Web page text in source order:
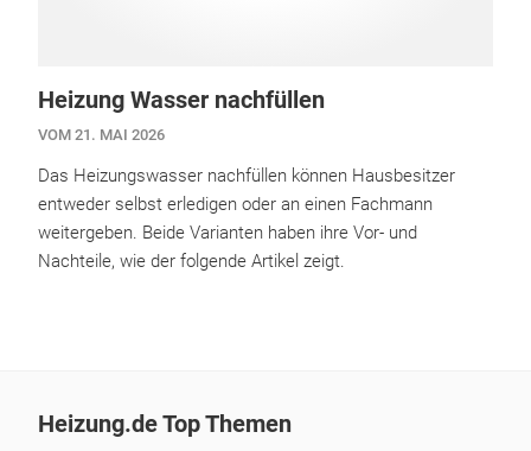
Heizung Wasser nachfüllen
VOM 21. MAI 2026
Das Heizungswasser nachfüllen können Hausbesitzer
entweder selbst erledigen oder an einen Fachmann
weitergeben. Beide Varianten haben ihre Vor- und
Nachteile, wie der folgende Artikel zeigt.
Heizung.de Top Themen